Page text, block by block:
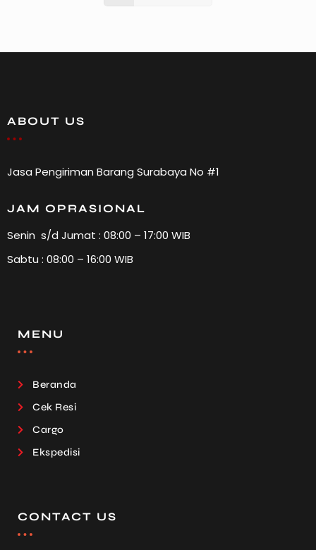
ABOUT US
Jasa Pengiriman Barang Surabaya No #1
JAM OPRASIONAL
Senin s/d Jumat : 08:00 – 17:00 WIB
Sabtu : 08:00 – 16:00 WIB
MENU
Beranda
Cek Resi
Cargo
Ekspedisi
CONTACT US